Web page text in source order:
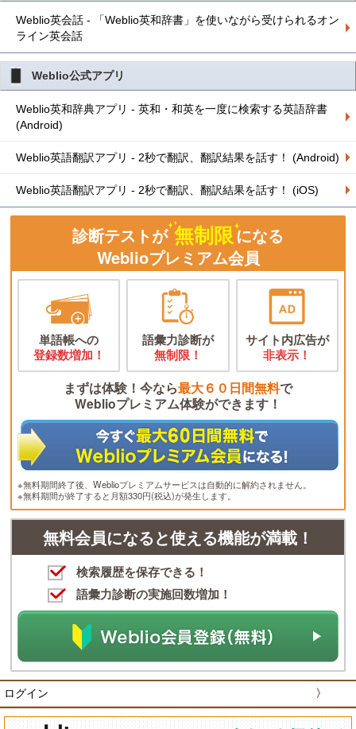
Weblio英会話 - 「Weblio英和辞書」を使いながら受けられるオン
ライン英会話
Weblio公式アプリ
Weblio英和辞典アプリ - 英和・和英を一度に検索する英語辞書
(Android)
Weblio英語翻訳アプリ - 2秒で翻訳、翻訳結果を話す！ (Android)
Weblio英語翻訳アプリ - 2秒で翻訳、翻訳結果を話す！ (iOS)
診断テストが 無制限になる
Weblioプレミアム会員
単語帳への
登録数増加！
語彙力診断が
無制限！
サイト内広告が
非表示！
まずは体験！今なら最大６０日間無料で
Weblioプレミアム体験ができます！
※無料期間終了後、Weblioプレミアムサービスは自動的に解約されません。
※無料期間が終了すると月額330円(税込)が発生します。
無料会員になると使える機能が満載！
検索履歴を保存できる！
語彙力診断の実施回数増加！
ログイン 〉